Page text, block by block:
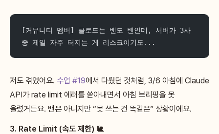
[커뮤니티 멤버] 클로드는 밴도 밴인데, 서버가 3사
중 제일 자주 터지는 게 리스크이기도...
저도 겪었어요. 수업 #19에서 다뤘던 것처럼, 3/6 아침에 Claude
API가 rate limit 에러를 쏟아내면서 아침 브리핑을 못
올렸거든요. 밴은 아니지만 “못 쓰는 건 똑같은” 상황이에요.
3. Rate Limit (속도 제한) 🐌